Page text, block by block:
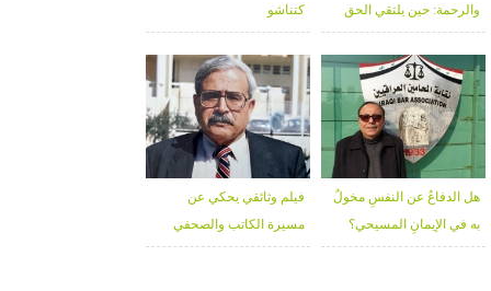
والرحمة: حين يلتقي الحق
بالغفران - د. خلوب قعوار
كتناشو
هل الدفاعُ عن النفسِ مخولٌ
به في الإيمانِ المسيحي؟
المحامي، مارتن كورش
فيلم وثائقي يحكي عن
مسيرة الكاتب والصحفي
عطاالله منصور 1934-2026